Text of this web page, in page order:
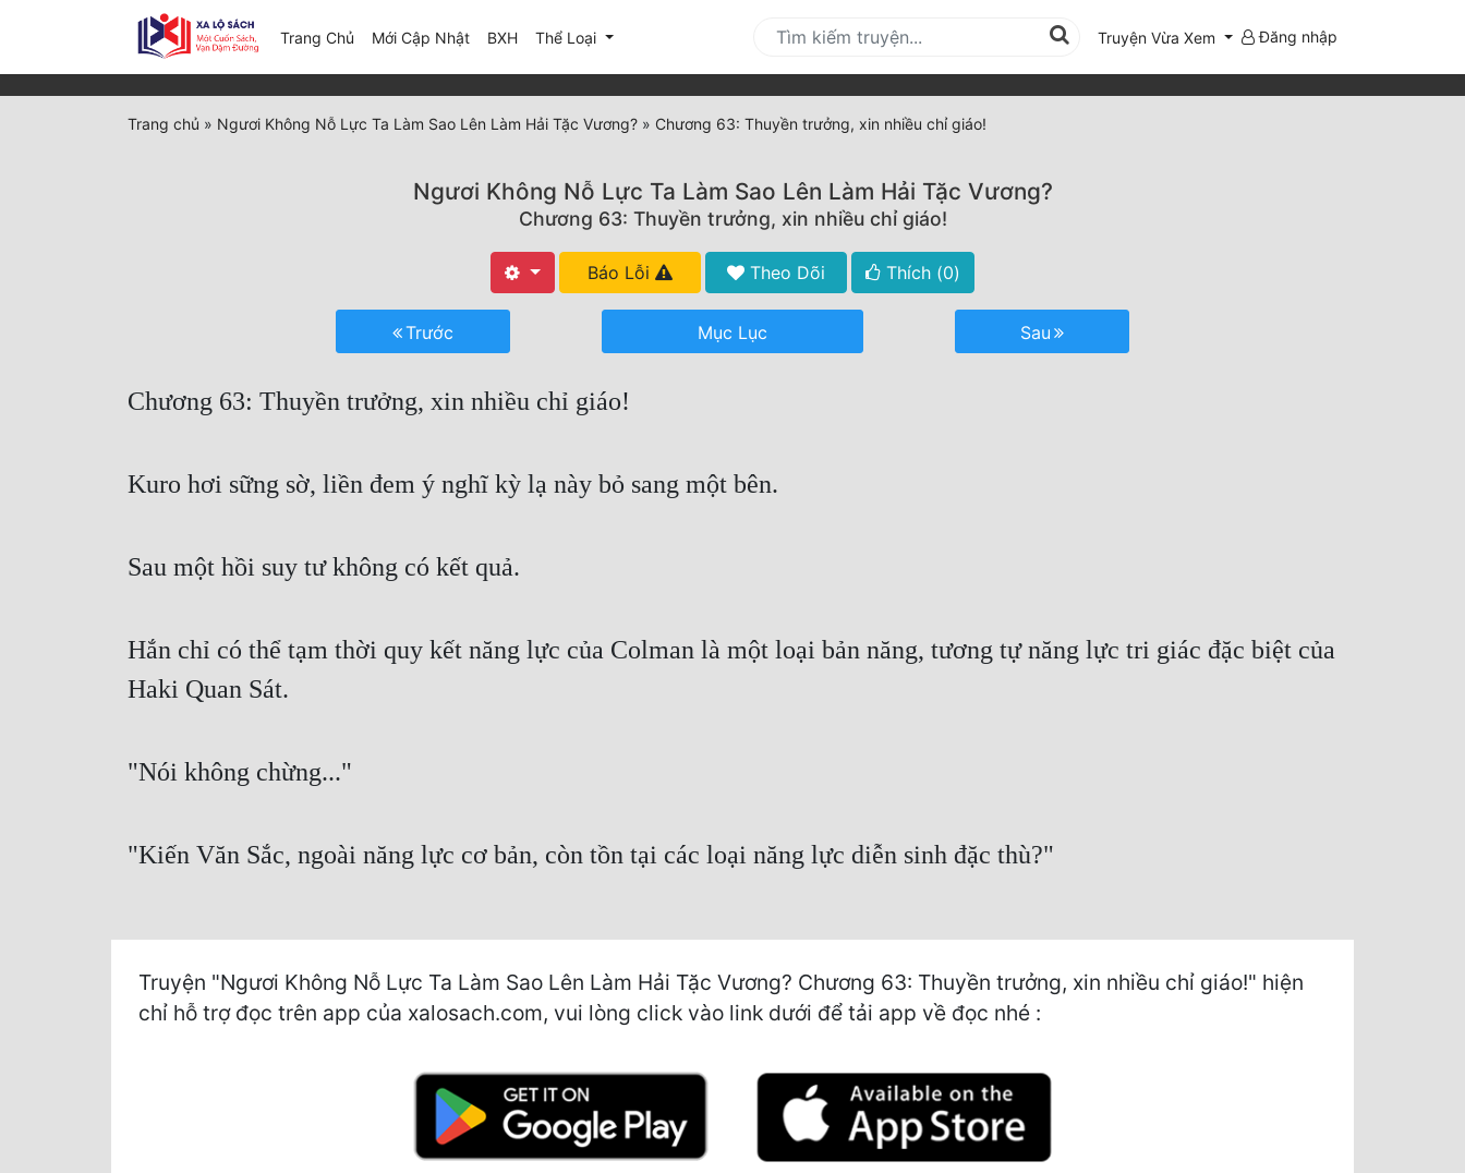
Trang Chủ Mới Cập Nhật(current)
BXH Thể Loại Truyện Vừa Xem Đăng nhập
Trang chủ » Ngươi Không Nỗ Lực Ta Làm Sao Lên Làm Hải Tặc Vương? » Chương 63: Thuyền trưởng, xin nhiều chỉ giáo!
Ngươi Không Nỗ Lực Ta Làm Sao Lên Làm Hải Tặc Vương?
Chương 63: Thuyền trưởng, xin nhiều chỉ giáo!
Báo Lỗi Theo Dõi Thích (0)
Trước Mục Lục Sau
Chương 63: Thuyền trưởng, xin nhiều chỉ giáo!
Kuro hơi sững sờ, liền đem ý nghĩ kỳ lạ này bỏ sang một bên.
Sau một hồi suy tư không có kết quả.
Hắn chỉ có thể tạm thời quy kết năng lực của Colman là một loại bản năng, tương tự năng lực tri giác đặc biệt của
Haki Quan Sát.
"Nói không chừng..."
"Kiến Văn Sắc, ngoài năng lực cơ bản, còn tồn tại các loại năng lực diễn sinh đặc thù?"
Truyện "Ngươi Không Nỗ Lực Ta Làm Sao Lên Làm Hải Tặc Vương? Chương 63: Thuyền trưởng, xin nhiều chỉ giáo!" hiện
chỉ hỗ trợ đọc trên app của xalosach.com, vui lòng click vào link dưới để tải app về đọc nhé :